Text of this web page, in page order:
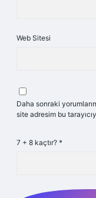
Web Sitesi
Daha sonraki
site adresim bu
7 + 8 kaçtır? *